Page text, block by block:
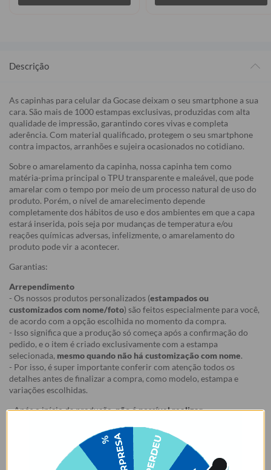
Descrição
As capinhas para celular da Gocase deixam o seu smartphone a sua
cara. São mais de 1000 estampas exclusivas, produzidas com alta
qualidade de impressão, garantindo cores vivas e completa
aderência. Com material qualificado, protegem o seu smartphone
contra impactos, arranhões e sujeira ocasionados no cotidiano.
Sobre o amarelamento da capinha, nossa capinha tem como
matéria-prima principal o TPU transparente e maleável, que pode
amarelar com o tempo por meio de um processo natural de uso do
produto. Porém, o nível de amarelecimento depende
completamente dos hábitos de uso e dos ambientes em que a capa
estará inserida, pois seja por mudanças de temperatura e/ou
reações químicas adversas, infelizmente, o amarelamento do
produto pode vir a acontecer.
Garantias:
Arrependimento
- Os nossos produtos personalizados (estampados ou
customizados com nome/foto) são feitos especialmente para você,
de acordo com a opção escolhida no momento da compra.
- Isso significa que a produção só começa após a confirmação do
pedido, e o item é criado exclusivamente com a estampa
selecionada, mesmo quando não há customização com nome.
- Por isso, é super importante conferir com atenção todos os
detalhes antes de finalizar a compra, como modelo, estampa e
variações escolhidas.
- Após o início da produção,não é possível realizar
- Descascamento: 6 meses;